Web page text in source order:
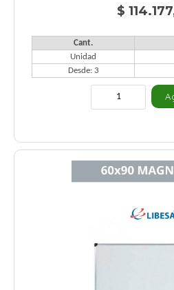
$
Cant.
Unidad
Desde: 3